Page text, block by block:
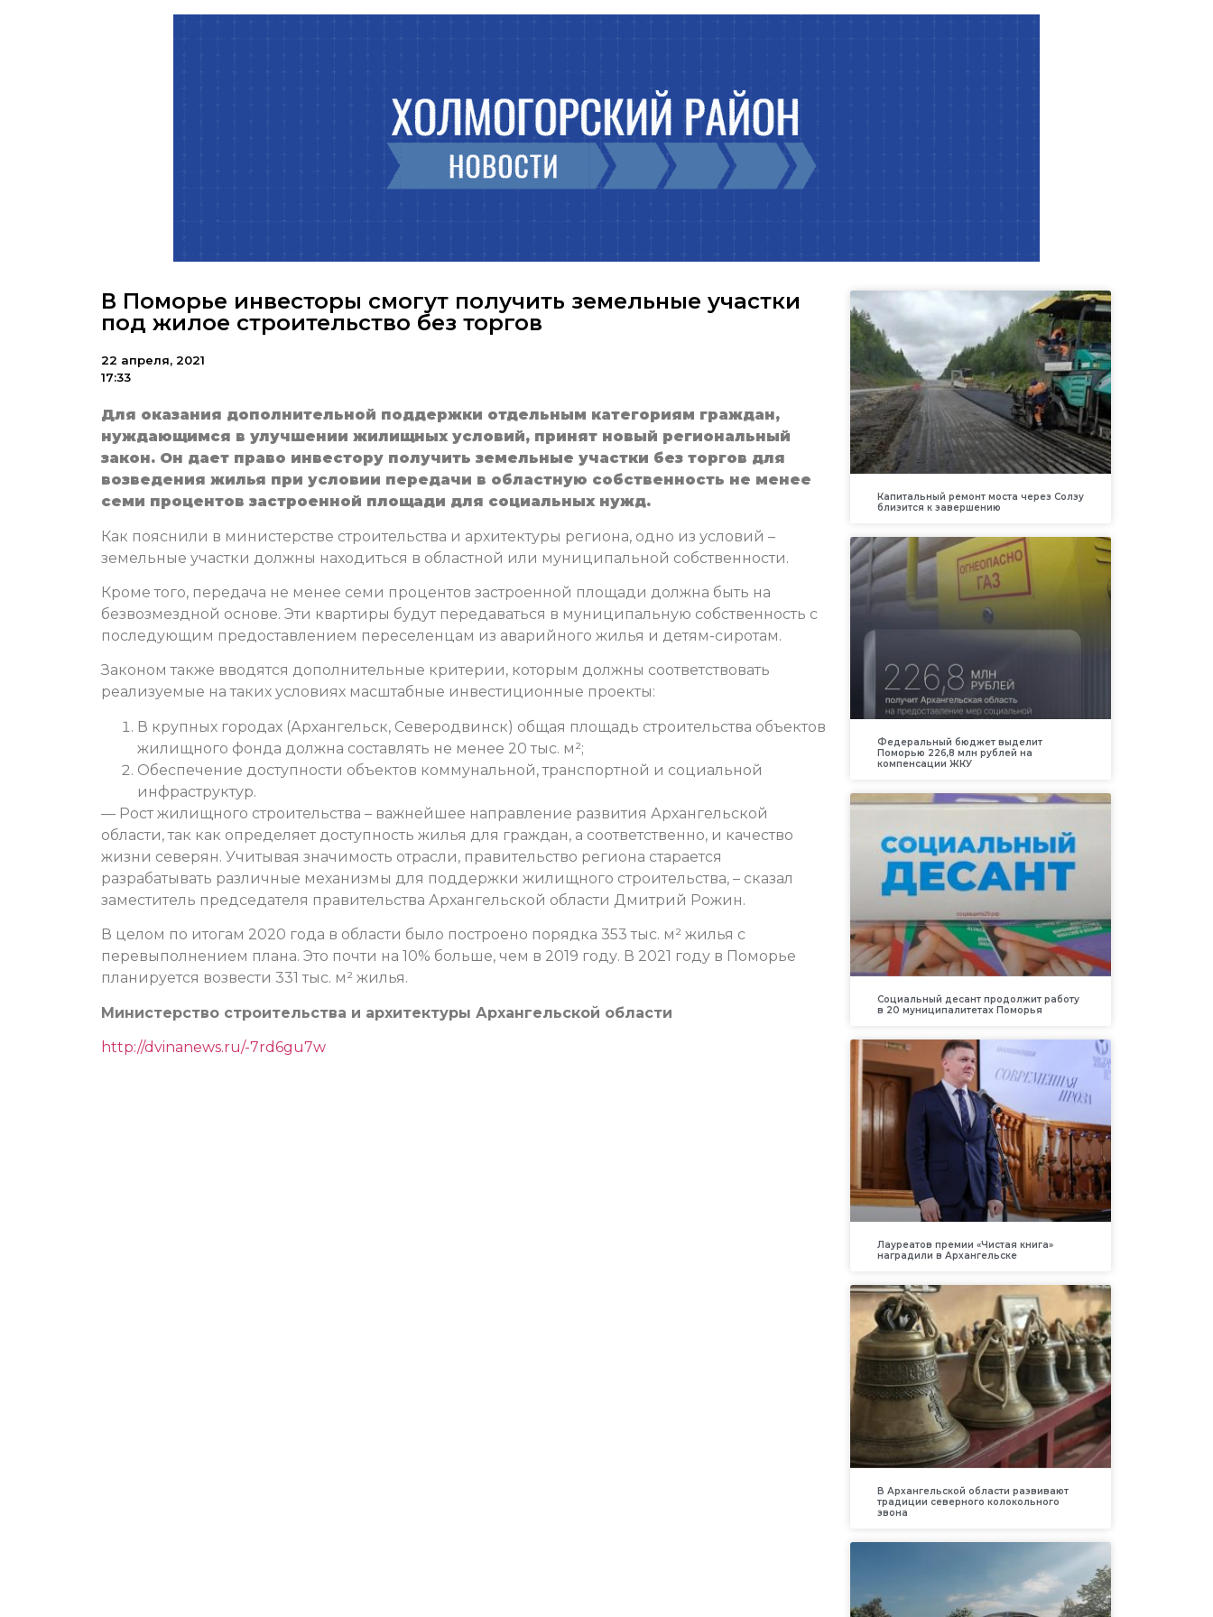
В Поморье инвесторы смогут получить земельные участки
под жилое строительство без торгов
22 апреля, 2021
17:33
Для оказания дополнительной поддержки отдельным категориям граждан,
нуждающимся в улучшении жилищных условий, принят новый региональный
закон. Он дает право инвестору получить земельные участки без торгов для
возведения жилья при условии передачи в областную собственность не менее
семи процентов застроенной площади для социальных нужд.
Как пояснили в министерстве строительства и архитектуры региона, одно из условий –
земельные участки должны находиться в областной или муниципальной собственности.
Кроме того, передача не менее семи процентов застроенной площади должна быть на
безвозмездной основе. Эти квартиры будут передаваться в муниципальную собственность с
последующим предоставлением переселенцам из аварийного жилья и детям-сиротам.
Законом также вводятся дополнительные критерии, которым должны соответствовать
реализуемые на таких условиях масштабные инвестиционные проекты:
В крупных городах (Архангельск, Северодвинск) общая площадь строительства объектов
жилищного фонда должна составлять не менее 20 тыс. м²;
Обеспечение доступности объектов коммунальной, транспортной и социальной
инфраструктур.
— Рост жилищного строительства – важнейшее направление развития Архангельской
области, так как определяет доступность жилья для граждан, а соответственно, и качество
жизни северян. Учитывая значимость отрасли, правительство региона старается
разрабатывать различные механизмы для поддержки жилищного строительства, – сказал
заместитель председателя правительства Архангельской области Дмитрий Рожин.
В целом по итогам 2020 года в области было построено порядка 353 тыс. м² жилья с
перевыполнением плана. Это почти на 10% больше, чем в 2019 году. В 2021 году в Поморье
планируется возвести 331 тыс. м² жилья.
Министерство строительства и архитектуры Архангельской области
http://dvinanews.ru/-7rd6gu7w
Капитальный ремонт моста через Солзу
близится к завершению
Федеральный бюджет выделит
Поморью 226,8 млн рублей на
компенсации ЖКУ
Социальный десант продолжит работу
в 20 муниципалитетах Поморья
Лауреатов премии «Чистая книга»
наградили в Архангельске
В Архангельской области развивают
традиции северного колокольного
звона